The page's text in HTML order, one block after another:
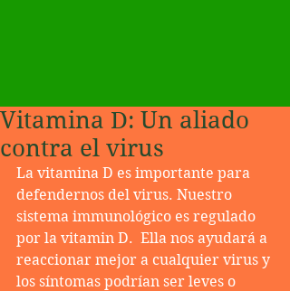
Vitamina D: Un aliado
contra el virus
La vitamina D es importante para
defendernos del virus. Nuestro
sistema immunológico es regulado
por la vitamin D.  Ella nos ayudará a
reaccionar mejor a cualquier virus y
los síntomas podrían ser leves o